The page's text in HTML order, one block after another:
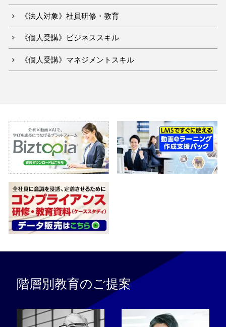
《法人対象》社員研修・教育
《個人受講》ビジネススキル
《個人受講》マネジメントスキル
階層別教育のご提案